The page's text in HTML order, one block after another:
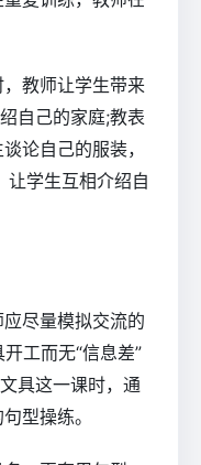
教师让学生带来
自己的家庭;教表
论自己的服装，
让学生互相介绍自
尽量模拟交流的
工而无“信息差”
具这一课时，通
型操练。